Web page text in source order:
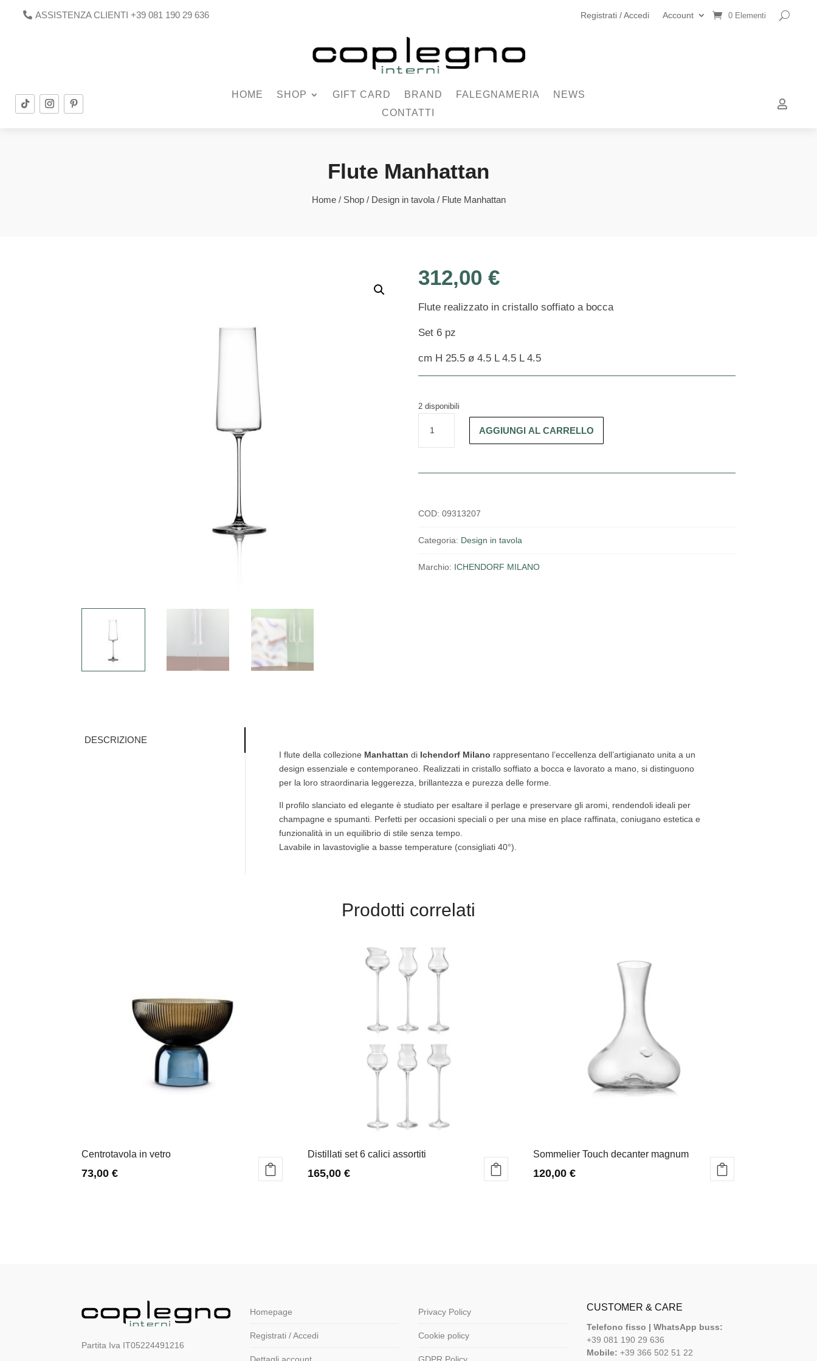
ASSISTENZA CLIENTI +39 081 190 29 636 Registrati / Accedi Account 0 Elementi
HOME SHOP GIFT CARD BRAND FALEGNAMERIA
NEWS
CONTATTI

Flute Manhattan
Home/ Shop/ Design in tavola/ Flute Manhattan
312,00€
Flute realizzato in cristallo soffiato a bocca
Set 6 pz
cm H 25.5 ø 4.5 L 4.5 L 4.5
2 disponibili
Manhattan
quantità
AGGIUNGI AL CARRELLO
COD:09313207
Categoria: Design in tavola
Marchio: ICHENDORF MILANO
DESCRIZIONE
I flute della collezione Manhattan di Ichendorf Milano rappresentano l’eccellenza dell’artigianato unita a un
design essenziale e contemporaneo. Realizzati in cristallo soffiato a bocca e lavorato a mano, si distinguono
per la loro straordinaria leggerezza, brillantezza e purezza delle forme.
Il profilo slanciato ed elegante è studiato per esaltare il perlage e preservare gli aromi, rendendoli ideali per
champagne e spumanti. Perfetti per occasioni speciali o per una mise en place raffinata, coniugano estetica e
funzionalità in un equilibrio di stile senza tempo.
Lavabile in lavastoviglie a basse temperature (consigliati 40°).
Prodotti correlati
Centrotavola in vetro
73,00€
Distillati set 6 calici assortiti
165,00 €
Sommelier Touch decanter magnum
120,00€
Partita Iva IT05224491216
Homepage
Registrati / Accedi
Privacy Policy
Cookie policy
CUSTOMER & CARE
Telefono fisso | WhatsApp buss:
+39 081 190 29 636
Mobile: +39 366 502 51 22